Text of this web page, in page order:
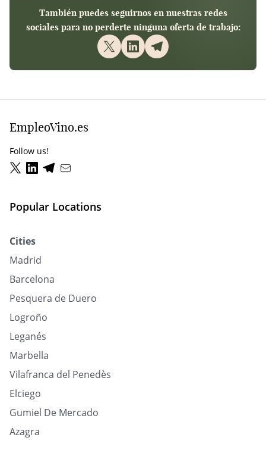
También puedes seguirnos en nuestras redes
sociales para no perderte ninguna oferta de trabajo:
EmpleoVino.es
Follow us!
Popular Locations
Cities
Madrid
Barcelona
Pesquera de Duero
Logroño
Leganés
Marbella
Vilafranca del Penedès
Elciego
Gumiel De Mercado
Azagra